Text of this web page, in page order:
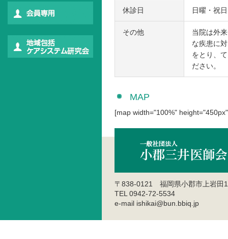
休診日 日曜・祝日
その他
当院は外
な疾患に
をとり、
ださい。
MAP
[map width="100%"
〒838-0121 福岡県小郡市上岩田
TEL 0942-72-5534
e-mail ishikai@bun.bbiq.jp